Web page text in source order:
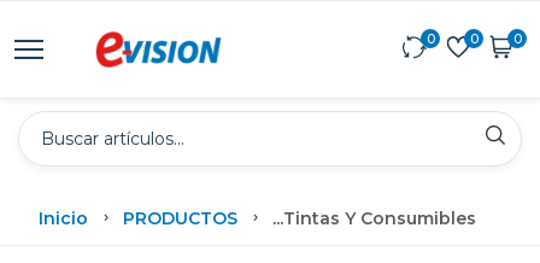
0 0 0
Inicio PRODUCTOS ...Tintas Y Consumibles